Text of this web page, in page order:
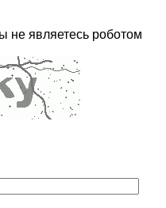
не являетесь роботом